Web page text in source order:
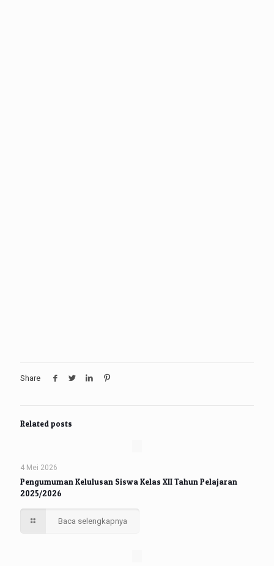
Share
Related posts
4 Mei 2026
Pengumuman Kelulusan Siswa Kelas XII Tahun Pelajaran
2025/2026
Baca selengkapnya